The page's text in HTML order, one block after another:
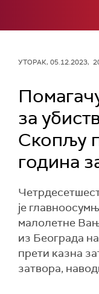
УТОРАК, 05.12.2023,
за
Скопљу
година
је
малолетне
из Београда
прети казна
затвора,